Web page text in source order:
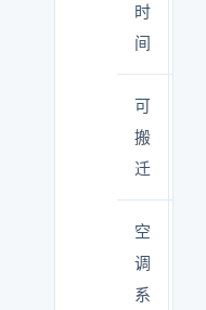
时
间
可
搬
迁
空
调
系